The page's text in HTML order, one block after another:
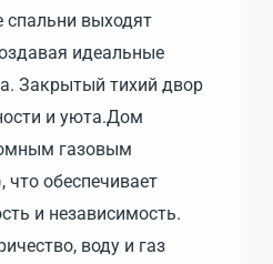
выходят
идеальные
Закрытый тихий двор
и уюта.Дом
газовым
обеспечивает
и независимость.
воду и газ